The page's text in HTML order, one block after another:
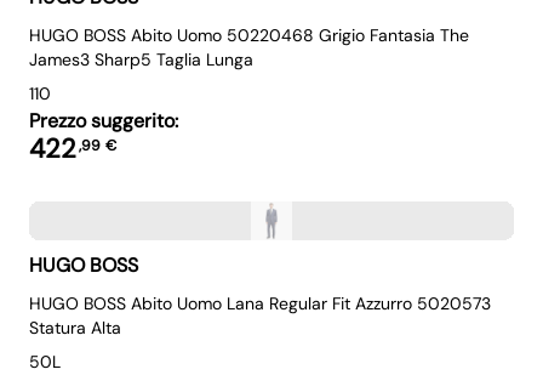
HUGO BOSS Abito Uomo 50220468 Grigio Fantasia The
James3 Sharp5 Taglia Lunga
110
Prezzo suggerito:
422,99 €
HUGO BOSS
HUGO BOSS Abito Uomo Lana Regular Fit Azzurro 5020573
Statura Alta
50L